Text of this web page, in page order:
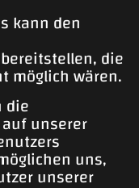
kann den
die
möglich wären.
die
unserer
uns,
unserer